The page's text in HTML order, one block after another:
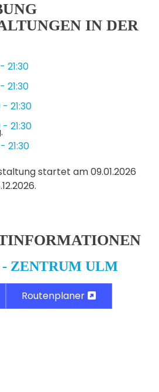
IN DER
- 21:30
- 21:30
- 21:30
- 21:30
- 21:30
startet am 09.01.2026
- ZENTRUM ULM
Routenplaner